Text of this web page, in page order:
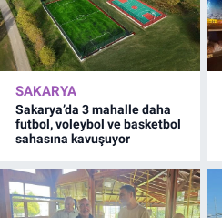
SAKARYA
Sakarya’da 3 mahalle daha
futbol, voleybol ve basketbol
sahasına kavuşuyor